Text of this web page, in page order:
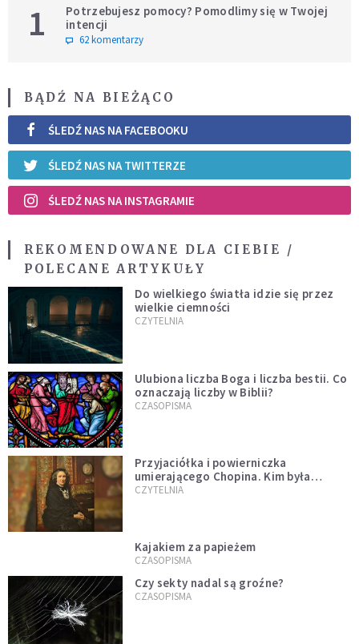
1
Potrzebujesz pomocy? Pomodlimy się w Twojej
intencji
62 komentarzy
BĄDŹ NA BIEŻĄCO
ŚLEDŹ NAS NA FACEBOOKU
ŚLEDŹ NAS NA TWITTERZE
ŚLEDŹ NAS NA INSTAGRAMIE
REKOMENDOWANE DLA CIEBIE /
POLECANE ARTYKUŁY
Do wielkiego światła idzie się przez
wielkie ciemności
CZYTELNIA
Ulubiona liczba Boga i liczba bestii. Co
oznaczają liczby w Biblii?
CZASOPISMA
Przyjaciółka i powierniczka
umierającego Chopina. Kim była
Marcelina Czartoryska?
CZYTELNIA
Kajakiem za papieżem
CZASOPISMA
Czy sekty nadal są groźne?
CZASOPISMA